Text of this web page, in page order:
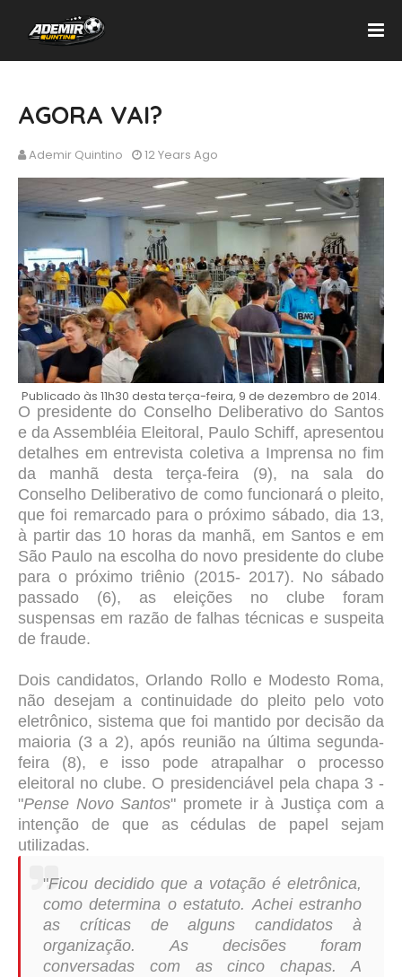
AGORA VAI?
Ademir Quintino 12 Years Ago
Publicado às 11h30 desta terça-feira, 9 de dezembro de 2014.
O presidente do Conselho Deliberativo do Santos
e da Assembléia Eleitoral, Paulo Schiff, apresentou
detalhes em entrevista coletiva a Imprensa no fim
da manhã desta terça-feira (9), na sala do
Conselho Deliberativo de como funcionará o pleito,
que foi remarcado para o próximo sábado, dia 13,
à partir das 10 horas da manhã, em Santos e em
São Paulo na escolha do novo presidente do clube
para o próximo triênio (2015- 2017). No sábado
passado (6), as eleições no clube foram
suspensas em razão de falhas técnicas e suspeita
de fraude.
Dois candidatos, Orlando Rollo e Modesto Roma,
não desejam a continuidade do pleito pelo voto
eletrônico, sistema que foi mantido por decisão da
maioria (3 a 2), após reunião na última segunda-
feira (8), e isso pode atrapalhar o processo
eleitoral no clube. O presidenciável pela chapa 3 -
"Pense Novo Santos" promete ir à Justiça com a
intenção de que as cédulas de papel sejam
utilizadas.
"Ficou decidido que a votação é eletrônica,
como determina o estatuto.Achei estranho
as críticas de alguns candidatos à
organização.As decisões foram
conversadas com as cinco chapas. A